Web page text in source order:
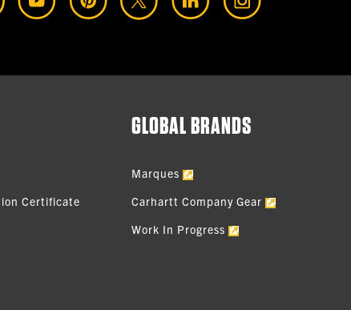
Certificate
GLOBAL BRANDS
Marques
Carhartt Company Gear
Work In Progress